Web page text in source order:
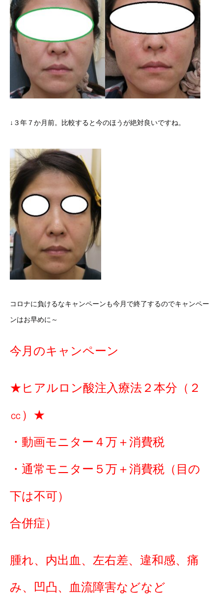
↓３年７か月前。比較すると今のほうが絶対良いですね。
コロナに負けるなキャンペーンも今月で終了するのでキャンペー
ンはお早めに～
今月のキャンペーン
★ヒアルロン酸注入療法２本分（２
㏄）★
・動画モニター４万＋消費税
・通常モニター５万＋消費税（目の
下は不可）
合併症）
腫れ、内出血、左右差、違和感、痛
み、凹凸、血流障害などなど